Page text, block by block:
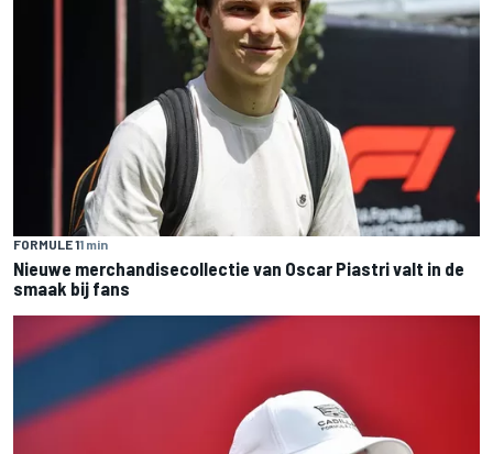
FORMULE 11 min
Nieuwe merchandisecollectie van Oscar Piastri valt in de
smaak bij fans